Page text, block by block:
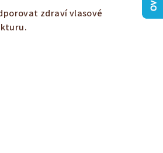
zdraví vlasové